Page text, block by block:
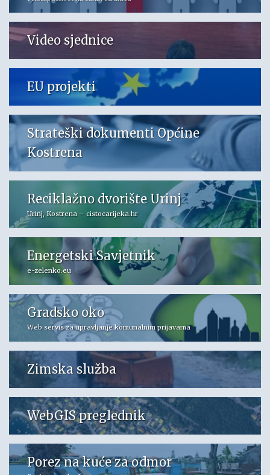
Video sjednice
EU projekti
Strateški dokumenti Općine
Kostrena
Reciklažno dvorište Urinj
Urinj, Kostrena – cistocarijeka.hr
Energetski Savjetnik
e-zelenko.eu
Gradsko oko
Web servis za upravljanje komunalnim prijavama
Zimska služba
WebGIS preglednik
Porez na kuće za odmor